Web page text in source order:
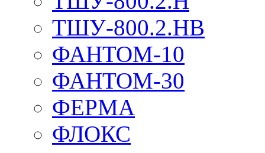
ТШУ-800.2.НВ
ФАНТОМ-10
ФАНТОМ-30
ФЕРМА
ФЛОКС